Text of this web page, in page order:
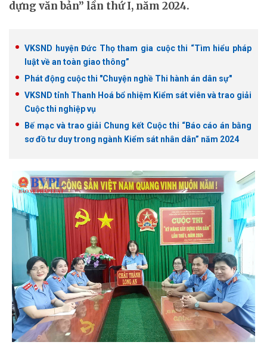
dựng văn bản” lần thứ I, năm 2024.
VKSND huyện Đức Thọ tham gia cuộc thi “Tìm hiểu pháp
luật về an toàn giao thông”
Phát động cuộc thi "Chuyện nghề Thi hành án dân sự"
VKSND tỉnh Thanh Hoá bổ nhiệm Kiểm sát viên và trao giải
Cuộc thi nghiệp vụ
Bế mạc và trao giải Chung kết Cuộc thi “Báo cáo án bằng
sơ đồ tư duy trong ngành Kiểm sát nhân dân” năm 2024